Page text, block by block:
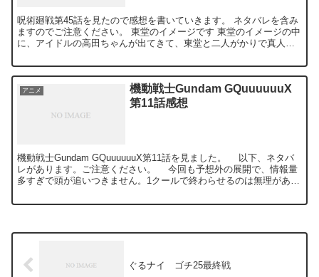
呪術廻戦第45話を見たので感想を書いていきます。 ネタバレを含み
ますのでご注意ください。 東堂のイメージです 東堂のイメージの中
に、アイドルの高田ちゃんが出てきて、東堂と二人がかりで真人を
アニメ
機動戦士Gundam GQuuuuuuX
第11話感想
機動戦士Gundam GQuuuuuuX第11話を見ました。 以下、ネタバ
レがあります。ご注意ください。 今回も予想外の展開で、情報量
多すぎで頭が追いつきません。1クールで終わらせるのは無理がある
ぐるナイ ゴチ25最終戦